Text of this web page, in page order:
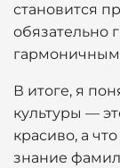
становится
обязательно
В итоге, я
культуры —
красиво, а
знание